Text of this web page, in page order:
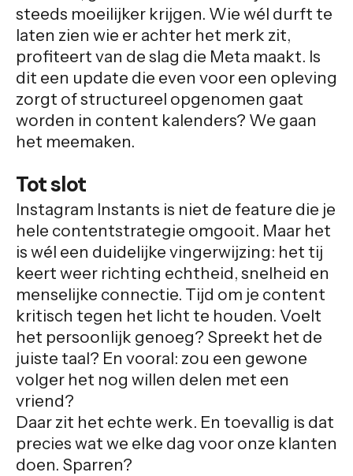
steeds moeilijker krijgen. Wie wél durft te
laten zien wie er achter het merk zit,
profiteert van de slag die Meta maakt. Is
dit een update die even voor een opleving
zorgt of structureel opgenomen gaat
worden in content kalenders? We gaan
het meemaken.
Tot slot
Instagram Instants is niet de feature die je
hele contentstrategie omgooit. Maar het
is wél een duidelijke vingerwijzing: het tij
keert weer richting echtheid, snelheid en
menselijke connectie. Tijd om je content
kritisch tegen het licht te houden. Voelt
het persoonlijk genoeg? Spreekt het de
juiste taal? En vooral: zou een gewone
volger het nog willen delen met een
vriend?
Daar zit het echte werk. En toevallig is dat
precies wat we elke dag voor onze klanten
doen. Sparren?